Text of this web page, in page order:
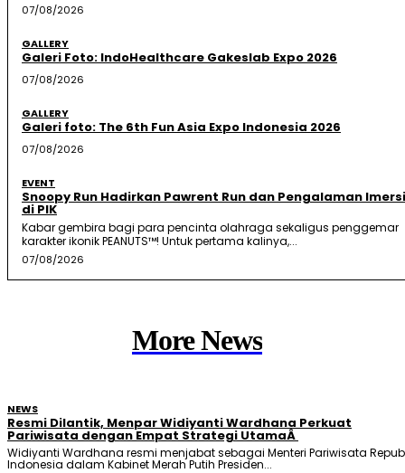
07/08/2026
GALLERY
Galeri Foto: IndoHealthcare Gakeslab Expo 2026
07/08/2026
GALLERY
Galeri foto: The 6th Fun Asia Expo Indonesia 2026
07/08/2026
EVENT
Snoopy Run Hadirkan Pawrent Run dan Pengalaman
di PIK
Kabar gembira bagi para pencinta olahraga sekaligus penggemar
karakter ikonik PEANUTS™! Untuk pertama kalinya,...
07/08/2026
More News
NEWS
Resmi Dilantik, Menpar Widiyanti Wardhana Perkuat
Pariwisata dengan Empat Strategi UtamaÂ
Widiyanti Wardhana resmi menjabat sebagai Menteri Pariwisata
Indonesia dalam Kabinet Merah Putih Presiden...